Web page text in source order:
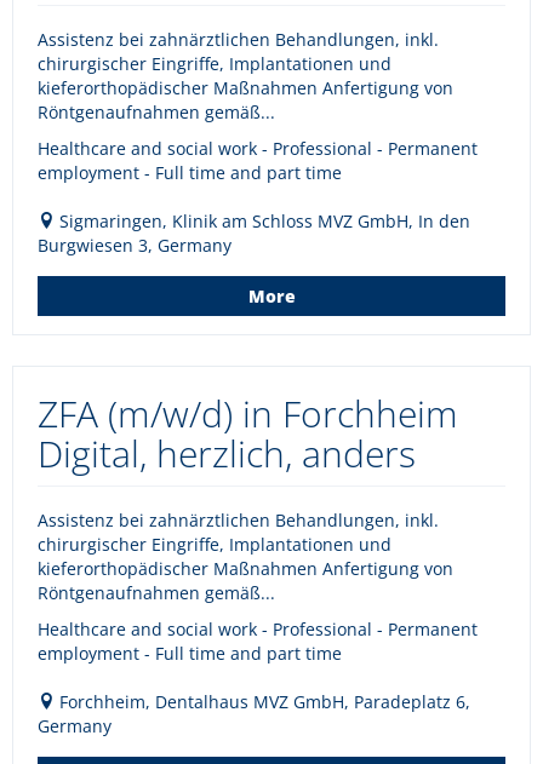
Assistenz bei zahnärztlichen Behandlungen, inkl.
chirurgischer Eingriffe, Implantationen und
kieferorthopädischer Maßnahmen Anfertigung von
Röntgenaufnahmen gemäß...
Healthcare and social work - Professional - Permanent
employment - Full time and part time
Sigmaringen, Klinik am Schloss MVZ GmbH, In den
Burgwiesen 3, Germany
More
ZFA (m/w/d) in Forchheim
Digital, herzlich, anders
Assistenz bei zahnärztlichen Behandlungen, inkl.
chirurgischer Eingriffe, Implantationen und
kieferorthopädischer Maßnahmen Anfertigung von
Röntgenaufnahmen gemäß...
Healthcare and social work - Professional - Permanent
employment - Full time and part time
Forchheim, Dentalhaus MVZ GmbH, Paradeplatz 6,
Germany